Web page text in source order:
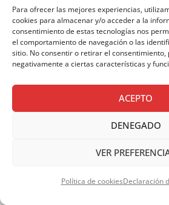
Para ofrecer las mejores experiencias,
cookies para almacenar y/o acceder a la
consentimiento de estas tecnologías nos
el comportamiento de navegación o las
sitio. No consentir o retirar el consentimiento,
negativamente a ciertas características y
ACEPTO
DENEGADO
VER
Política de cookiesDeclaración
TAMBIÉN TE